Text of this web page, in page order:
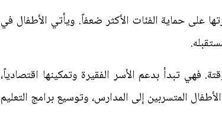
على حماية الفئات الأكثر ضعفاً. ويأتي الأطفال في
فهي تبدأ بدعم الأسر الفقيرة وتمكينها اقتصادياً،
المتسربين إلى المدارس، وتوسيع برامج التعليم